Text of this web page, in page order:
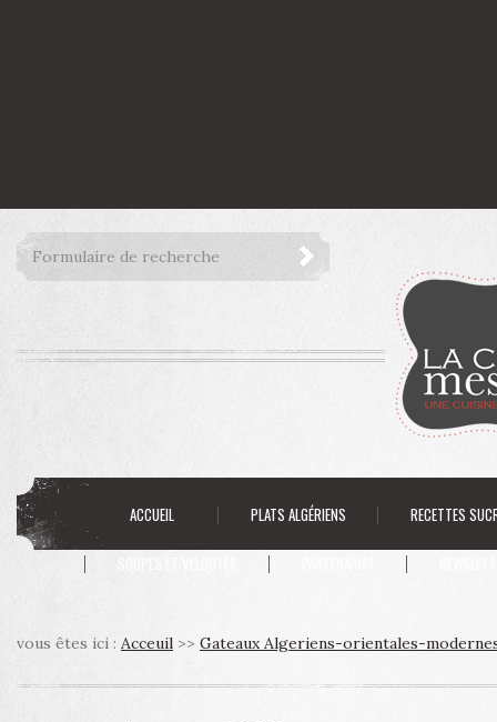
ACCUEIL PLATS ALGÉRIENS RECETTES
vous êtes ici : Acceuil >> Gateaux Algeriens-orientales-